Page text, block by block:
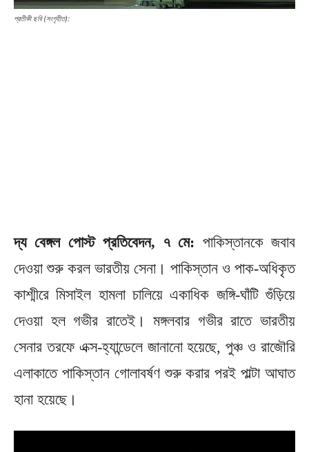
প্রতীকী ছবি (সংগৃহীত):
দ্য বেঙ্গল পোস্ট প্রতিবেদন, ৭ মে: পাকিস্তানকে জবাব
দেওয়া শুরু করল ভারতীয় সেনা। পাকিস্তান ও পাক-অধিকৃত
কাশ্মীরে মিসাইল হামলা চালিয়ে একাধিক জঙ্গি-ঘাঁটি গুঁড়িয়ে
দেওয়া হল গভীর রাতেই। মঙ্গলবার গভীর রাতে ভারতীয়
সেনার তরফে এক্স-হ্যান্ডেলে জানানো হয়েছে, পুঞ্চ ও রাজৌরি
এলাকাতে পাকিস্তান গোলাবর্ষণ শুরু করার পরই পাল্টা আঘাত
হানা হয়েছে।